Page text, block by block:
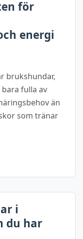
för
energi
brukshundar,
fulla av
än
som tränar
i
du har